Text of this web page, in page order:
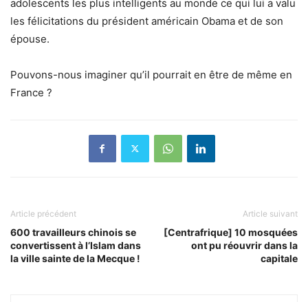
adolescents les plus intelligents au monde ce qui lui a valu
les félicitations du président américain Obama et de son
épouse.
Pouvons-nous imaginer qu’il pourrait en être de même en
France ?
Article précédent
600 travailleurs chinois se
convertissent à l’Islam dans
la ville sainte de la Mecque !
Article suivant
[Centrafrique] 10 mosquées
ont pu réouvrir dans la
capitale